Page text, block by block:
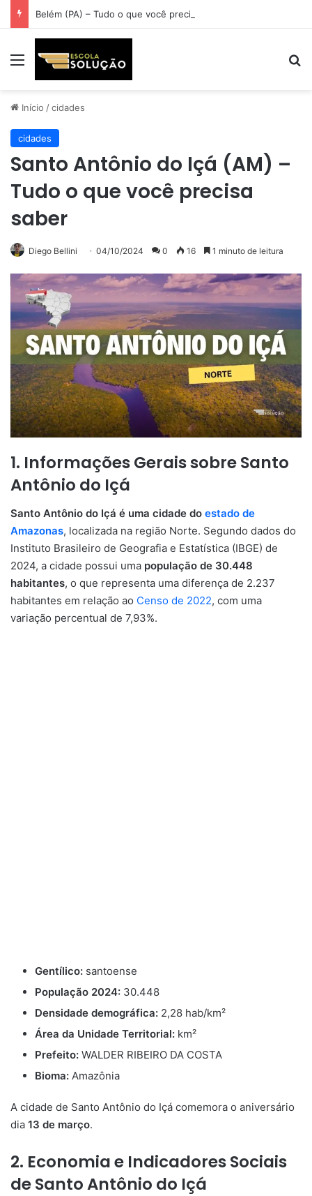
Belém (PA) – Tudo o que você precisa saber
Menu
Início /cidades
cidades
Santo Antônio do Içá (AM) –
Tudo o que você precisa
saber
Diego Bellini 04/10/2024 0 16 1 minuto de leitura
1. Informações Gerais sobre Santo
Antônio do Içá
Santo Antônio do Içá é uma cidade do estado de
Amazonas, localizada na região Norte. Segundo dados do
Instituto Brasileiro de Geografia e Estatística (IBGE) de
2024, a cidade possui uma população de 30.448
habitantes, o que representa uma diferença de 2.237
habitantes em relação ao Censo de 2022, com uma
variação percentual de 7,93%.
Gentílico: santoense
População 2024: 30.448
Densidade demográfica: 2,28 hab/km²
Área da Unidade Territorial: km²
Prefeito: WALDER RIBEIRO DA COSTA
Bioma: Amazônia
A cidade de Santo Antônio do Içá comemora o aniversário
dia 13 de março.
2. Economia e Indicadores Sociais
de Santo Antônio do Içá